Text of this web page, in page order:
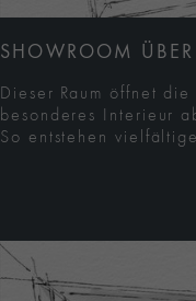
SHOWROOM
Dieser Raum öffnet
besonderes Interieur
So entstehen